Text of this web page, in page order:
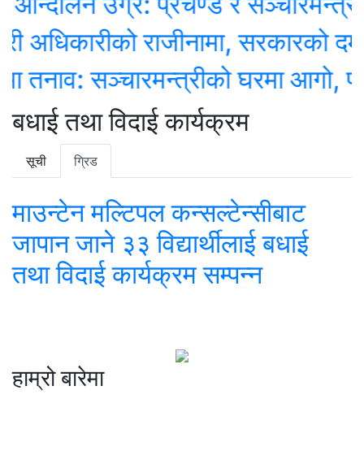
राजीनामा, सरकारको
सञ्चारमन्त्रीको घरमा आगो,
बधाई तथा विदाई कार्यक्रम
सूची ग्रिड
माउन्टेन मल्टिपल कन्सल्टेन्सीबाट
जापान जाने ३३ विद्यार्थीलाई बधाई
तथा विदाई कार्यक्रम सम्पन्न
हाम्रो बारेमा